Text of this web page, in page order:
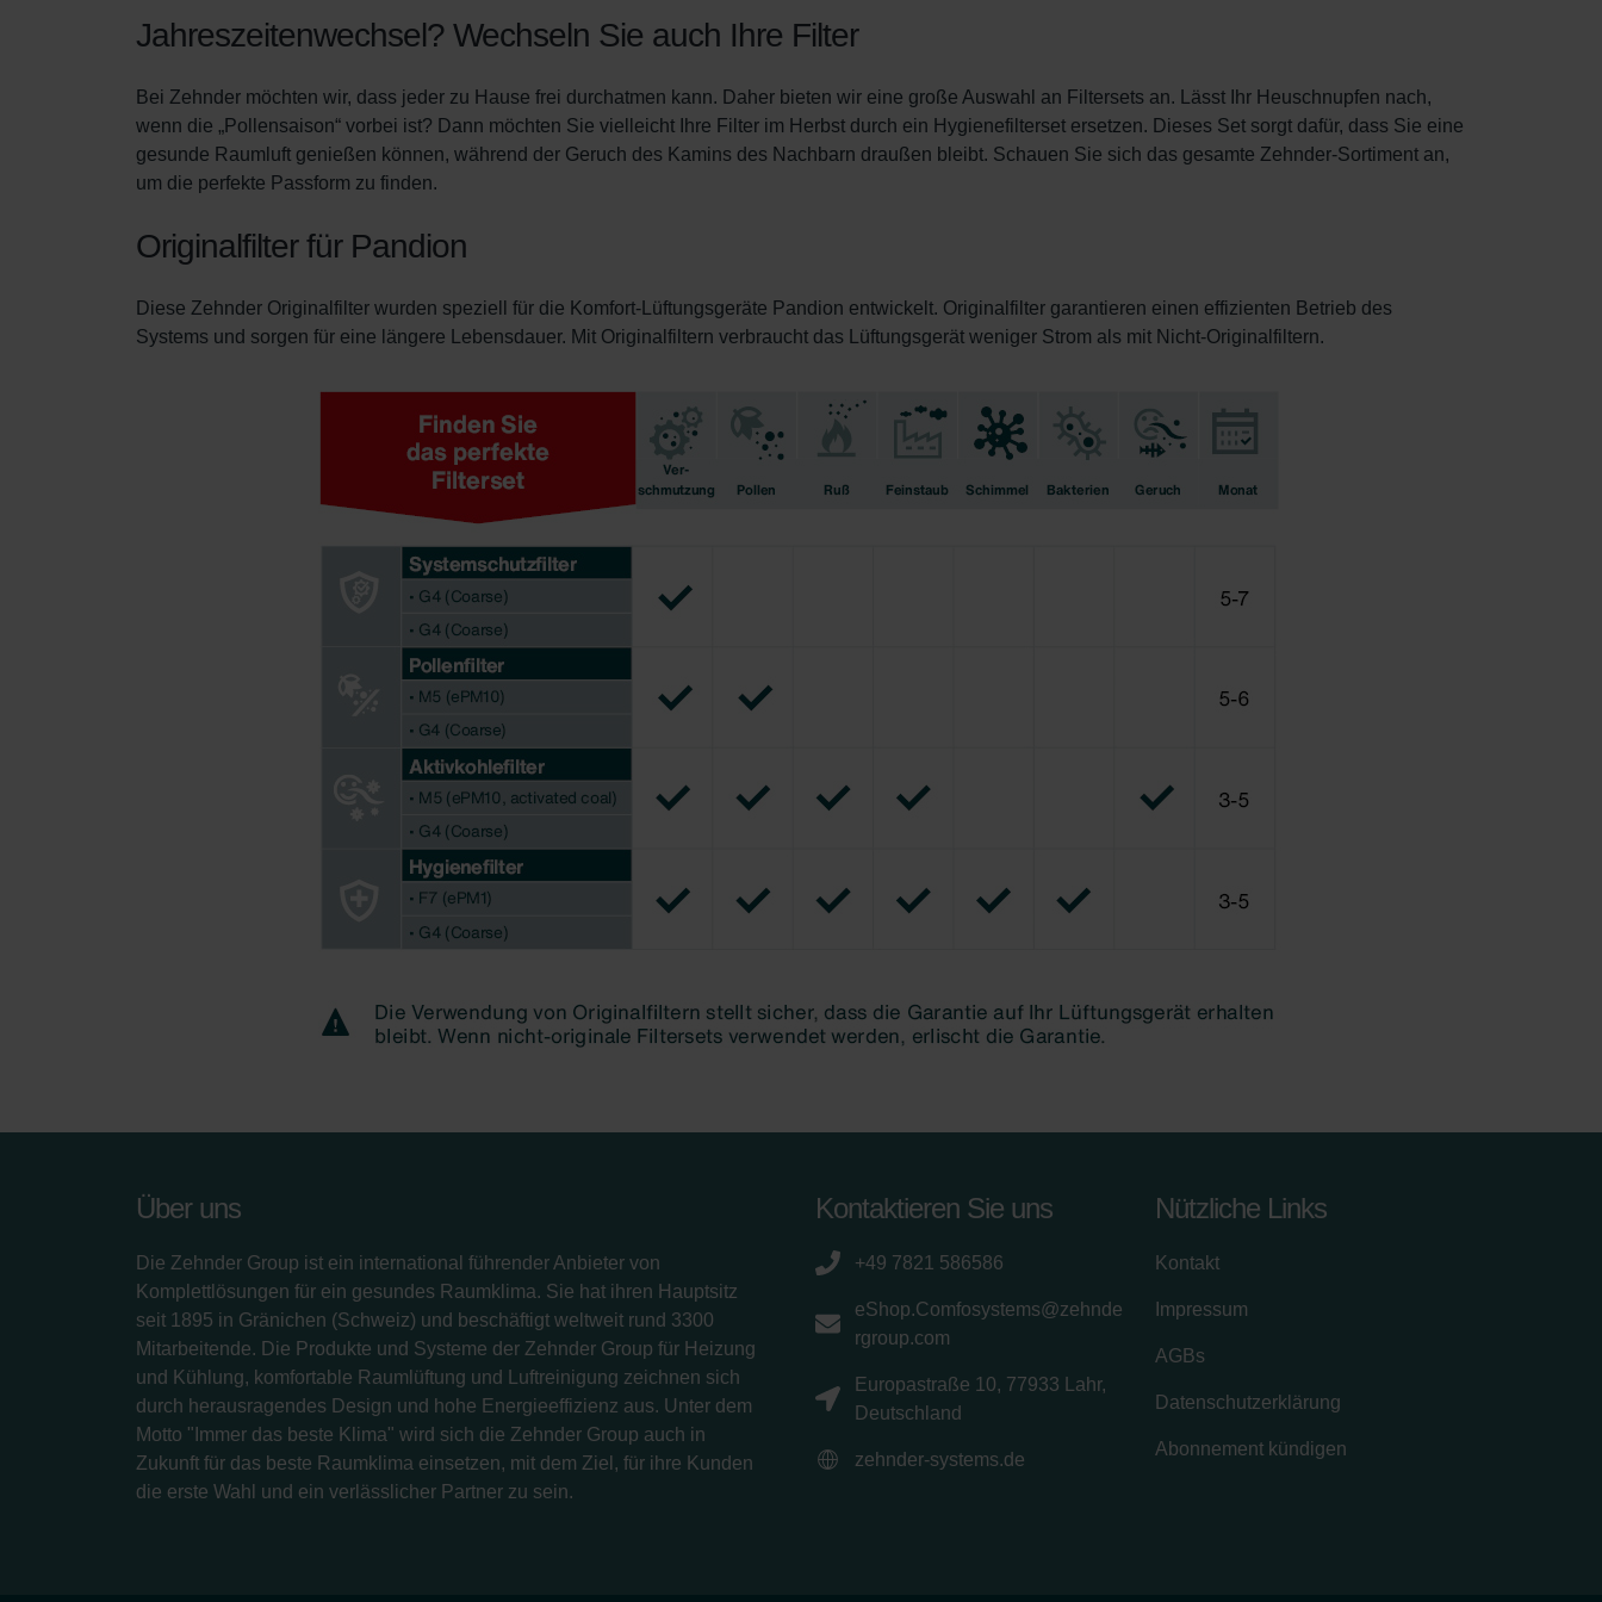
Zehnder Group Nederland bv: Privacyverklaringen
Zehnder Group Schweiz AG: Datenschutz
Zehnder Polska Sp. z o.o.: Oświadczenie o ochronie danych Zehnder
Zehnder Group UK Limited: Privacy Policy
Zehnder Group Deutschland GmbH
Jahreszeitenwechsel? Wechseln Sie auch Ihre Filter
Bei Zehnder möchten wir, dass jeder zu Hause frei durchatmen kann. Daher bieten wir eine große Auswahl an Filtersets an. Lässt Ihr Heuschnupfen nach,
wenn die „Pollensaison“ vorbei ist? Dann möchten Sie vielleicht Ihre Filter im Herbst durch ein Hygienefilterset ersetzen. Dieses Set sorgt dafür, dass Sie eine
gesunde Raumluft genießen können, während der Geruch des Kamins des Nachbarn draußen bleibt. Schauen Sie sich das gesamte Zehnder-Sortiment an,
um die perfekte Passform zu finden.
Originalfilter für Pandion
Diese Zehnder Originalfilter wurden speziell für die Komfort-Lüftungsgeräte Pandion entwickelt. Originalfilter garantieren einen effizienten Betrieb des
Systems und sorgen für eine längere Lebensdauer. Mit Originalfiltern verbraucht das Lüftungsgerät weniger Strom als mit Nicht-Originalfiltern.
Über uns
Die Zehnder Group ist ein international führender Anbieter von
Komplettlösungen für ein gesundes Raumklima. Sie hat ihren Hauptsitz
seit 1895 in Gränichen (Schweiz) und beschäftigt weltweit rund 3300
Mitarbeitende. Die Produkte und Systeme der Zehnder Group für Heizung
und Kühlung, komfortable Raumlüftung und Luftreinigung zeichnen sich
durch herausragendes Design und hohe Energieeffizienz aus. Unter dem
Motto "Immer das beste Klima" wird sich die Zehnder Group auch in
Zukunft für das beste Raumklima einsetzen, mit dem Ziel, für ihre Kunden
die erste Wahl und ein verlässlicher Partner zu sein.
Kontaktieren Sie uns
+49 7821 586586
eShop.Comfosystems@zehnde
rgroup.com
Europastraße 10, 77933 Lahr,
Deutschland
zehnder-systems.de
Nützliche Links
Kontakt
Impressum
AGBs
Datenschutzerklärung
Abonnement kündigen